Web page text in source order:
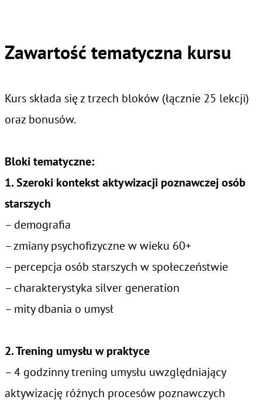
Zawartość tematyczna kursu
Kurs składa się z trzech bloków (łącznie 25 lekcji)
oraz bonusów.
Bloki tematyczne:
1. Szeroki kontekst aktywizacji poznawczej osób
starszych
– demografia
– zmiany psychofizyczne w wieku 60+
– percepcja osób starszych w społeczeństwie
– charakterystyka silver generation
– mity dbania o umysł
2. Trening umysłu w praktyce
– 4 godzinny trening umysłu uwzględniający
aktywizację różnych procesów poznawczych